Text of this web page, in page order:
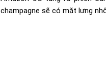
champagne sẽ có mặt lưng